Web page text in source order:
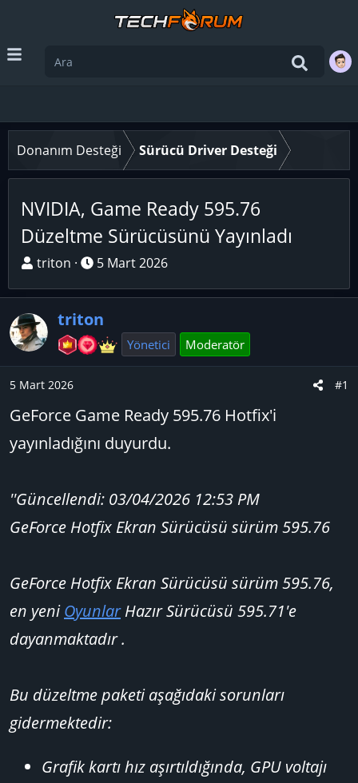
Donanım Desteği Sürücü Driver Desteği
NVIDIA, Game Ready 595.76
Düzeltme Sürücüsünü Yayınladı
K
n
u
y
B
ş
a
a
triton
B
ş
l
a
n
ç
a
i
i
5 Mart 2026
triton
Yönetici Moderatör
5 Mart 2026 #1
GeForce Game Ready 595.76 Hotfix'i
yayınladığını duyurdu.
''Güncellendi: 03/04/2026 12:53 PM
GeForce Hotfix Ekran Sürücüsü sürüm 595.76
GeForce Hotfix Ekran Sürücüsü sürüm 595.76,
en yeniOyunlarHazır Sürücüsü 595.71'e
dayanmaktadır .
Bu düzeltme paketi aşağıdaki sorunları
gidermektedir:
Grafik kartı hız aşırtıldığında, GPU voltajı